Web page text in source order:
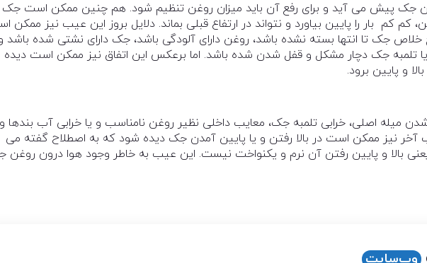
جک پیش می آید و برای رفع آن باید میزان روغن تنظیم شود. هم چنین ممکن است جک
کم کم بار را پایین بیاورد و نتواند در ارتفاع قبلی بماند. دلایل بروز این عیب نیز ممکن
خلاص جک تا انتها بسته نشده باشد، روغن دارای آلودگی باشد، جک دارای نشتی شده باشد
تلمبه جک دچار مشکل و قفل شدن شده باشد. اما برعکس این اتفاق نیز ممکن است دیده
و پایین برود.
میله اصلی، خرابی تلمبه جک، معایب داخلی نظیر روغن نامناسب و یا خرابی آب بندها و
نیز ممکن است در بالا رفتن و یا پایین آمدن جک دیده شود که به اصطلاح گفته می
بالا و پایین رفتن آن نرم و یکنواخت نیست. این عیب به خاطر وجود هوا درون روغن
وب‌سایت